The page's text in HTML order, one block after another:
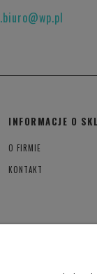
INFORMACJE O
O FIRMIE
KONTAKT